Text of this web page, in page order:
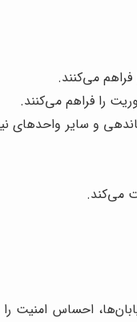
می‌کنند.
را فراهم می‌کنند.
و سایر واحدهای
می‌کند.
احساس امنیت را